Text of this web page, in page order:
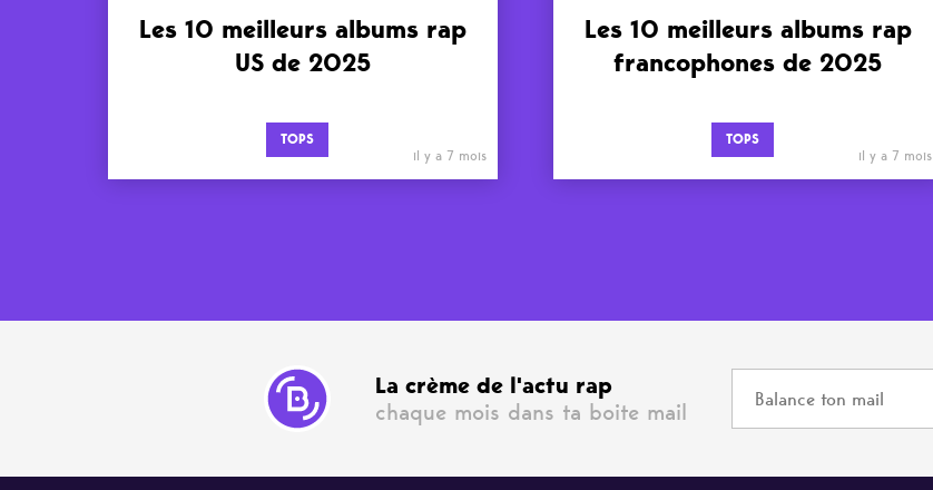
Les 10 meilleurs albums rap
US de 2025
TOPS
il y a 7 mois
Les 10 meilleurs albums rap
francophones de 2025
TOPS
il y a 7 mois
La crème de l'actu rap
chaque mois dans ta boite mail